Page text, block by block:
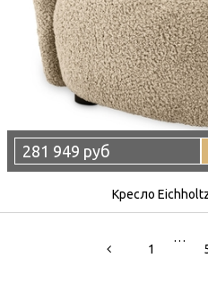
281 949 руб
Кресло
1
…